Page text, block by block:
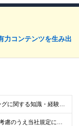
力コンテンツを生み出
■学歴不問 ■プログラミングに関する知識・経験がある方 ※配属組織や担当プロジェクトにより異なる場合がございます。 ※詳細は、当社HPの採用情報をご参照ください。 ＜https://job.axo
年俸制（経験、能力等を考慮のうえ当社規定により決定） 給与改定：年1回